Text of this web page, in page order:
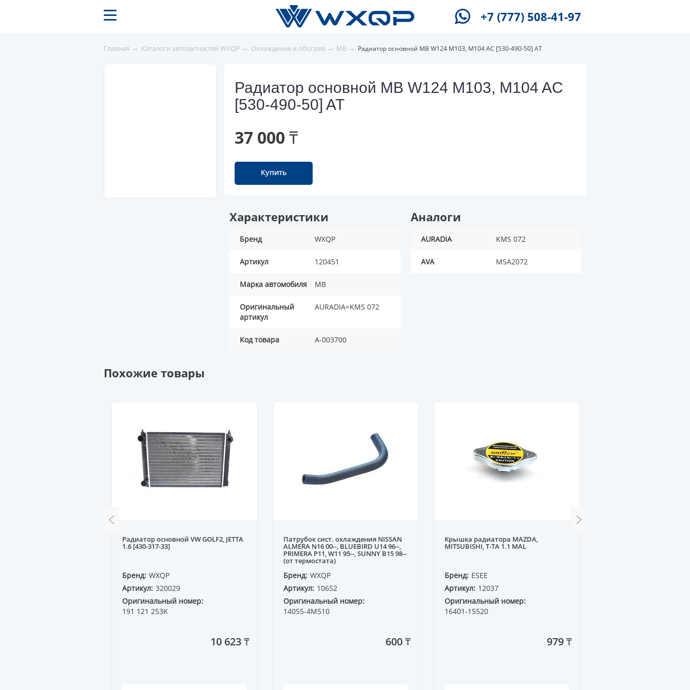
+7 (777) 508-41-97
Главная → Каталоги автозапчастей WXQP → Охлаждение и обогрев → MB → Радиатор основной MB W124 M103, M104 AC [530-490-50] AT
Радиатор основной MB W124 M103, M104 AC
[530-490-50] AT
37 000 ₸
Купить
Характеристики
Бренд WXQP
Артикул 120451
Марка автомобиля MB
Оригинальный
артикул
AURADIA=KMS 072
Код товара A-003700
Аналоги
AURADIA KMS 072
AVA MSA2072
Похожие товары
Радиатор основной VW GOLF2, JETTA
1.6 [430-317-33]
Бренд: WXQP
Артикул: 320029
Оригинальный номер:
191 121 253K
10 623 ₸
Патрубок сист. охлаждения NISSAN
ALMERA N16 00--, BLUEBIRD U14 96--,
PRIMERA P11, W11 95--, SUNNY B15 98--
(от термостата)
Бренд: WXQP
Артикул: 10652
Оригинальный номер:
14055-4M510
600 ₸
Крышка радиатора MAZDA,
MITSUBISHI, T-TA 1.1 MAL
Бренд: ESEE
Артикул: 12037
Оригинальный номер:
16401-15520
979 ₸